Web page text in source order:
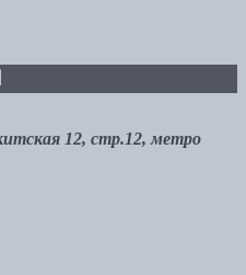
12, стр.12, метро